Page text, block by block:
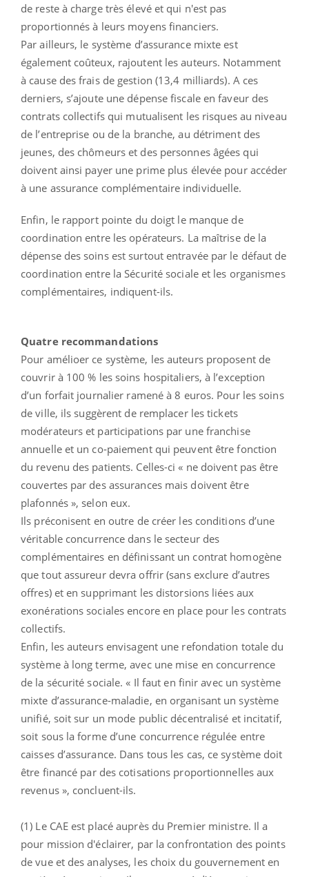
de reste à charge très élevé et qui n'est pas
proportionnés à leurs moyens financiers.
Par ailleurs, le système d’assurance mixte est
également coûteux, rajoutent les auteurs. Notamment
à cause des frais de gestion (13,4 milliards). A ces
derniers, s’ajoute une dépense fiscale en faveur des
contrats collectifs qui mutualisent les risques au niveau
de l’entreprise ou de la branche, au détriment des
jeunes, des chômeurs et des personnes âgées qui
doivent ainsi payer une prime plus élevée pour accéder
à une assurance complémentaire individuelle.
Enfin, le rapport pointe du doigt le manque de
coordination entre les opérateurs. La maîtrise de la
dépense des soins est surtout entravée par le défaut de
coordination entre la Sécurité sociale et les organismes
complémentaires, indiquent-ils.
Quatre recommandations
Pour amélioer ce système, les auteurs proposent de
couvrir à 100 % les soins hospitaliers, à l’exception
d’un forfait journalier ramené à 8 euros. Pour les soins
de ville, ils suggèrent de remplacer les tickets
modérateurs et participations par une franchise
annuelle et un co‐paiement qui peuvent être fonction
du revenu des patients. Celles-ci « ne doivent pas être
couvertes par des assurances mais doivent être
plafonnés », selon eux.
Ils préconisent en outre de créer les conditions d’une
véritable concurrence dans le secteur des
complémentaires en définissant un contrat homogène
que tout assureur devra offrir (sans exclure d’autres
offres) et en supprimant les distorsions liées aux
exonérations sociales encore en place pour les contrats
collectifs.
Enfin, les auteurs envisagent une refondation totale du
système à long terme, avec une mise en concurrence
de la sécurité sociale. « Il faut en finir avec un système
mixte d’assurance‐maladie, en organisant un système
unifié, soit sur un mode public décentralisé et incitatif,
soit sous la forme d’une concurrence régulée entre
caisses d’assurance. Dans tous les cas, ce système doit
être financé par des cotisations proportionnelles aux
revenus », concluent-ils.
(1) Le CAE est placé auprès du Premier ministre. Il a
pour mission d'éclairer, par la confrontation des points
de vue et des analyses, les choix du gouvernement en